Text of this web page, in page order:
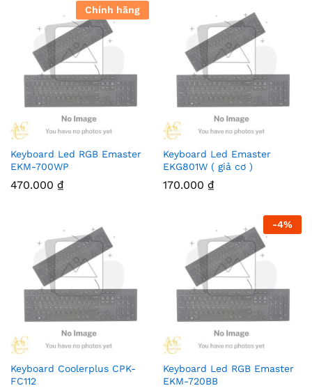
Chính hãng
Keyboard Led RGB Emaster
EKM-700WP
470.000 ₫
Keyboard Led Emaster
EKG801W ( giả cơ )
170.000 ₫
Keyboard Coolerplus CPK-
FC112
-4%
Keyboard Led RGB Emaster
EKM-720BB